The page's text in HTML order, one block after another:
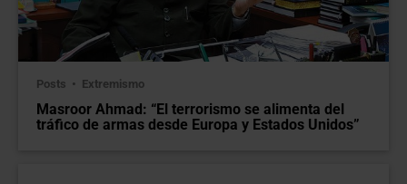
Posts Extremismo
Masroor Ahmad: “El terrorismo se alimenta del
tráfico de armas desde Europa y Estados Unidos”